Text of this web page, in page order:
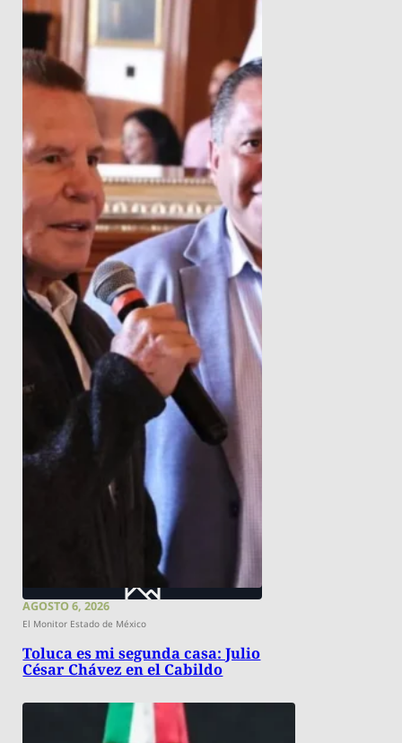
AGOSTO 6, 2026
El Monitor Estado de México
Toluca es mi segunda casa: Julio
César Chávez en el Cabildo